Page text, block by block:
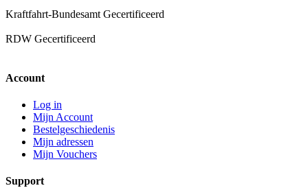
Kraftfahrt-Bundesamt Gecertificeerd
RDW Gecertificeerd
Account
Log in
Mijn Account
Bestelgeschiedenis
Mijn adressen
Mijn Vouchers
Support